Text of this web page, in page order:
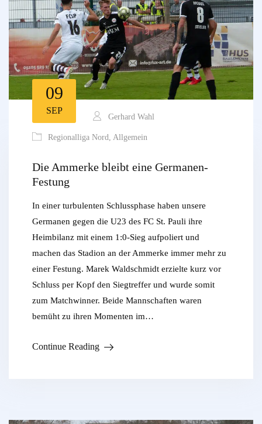
09
SEP
Gerhard Wahl
Regionalliga Nord Allgemein
Die Ammerke bleibt eine Germanen-
Festung
In einer turbulenten Schlussphase haben unsere
Germanen gegen die U23 des FC St. Pauli ihre
Heimbilanz mit einem 1:0-Sieg aufpoliert und
machen das Stadion an der Ammerke immer mehr zu
einer Festung. Marek Waldschmidt erzielte kurz vor
Schluss per Kopf den Siegtreffer und wurde somit
zum Matchwinner. Beide Mannschaften waren
bemüht zu ihren Momenten im…
Continue Reading